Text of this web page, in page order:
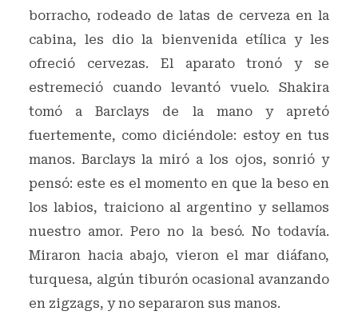
borracho, rodeado de latas de cerveza en la
cabina, les dio la bienvenida etílica y les
ofreció cervezas. El aparato tronó y se
estremeció cuando levantó vuelo. Shakira
tomó a Barclays de la mano y apretó
fuertemente, como diciéndole: estoy en tus
manos. Barclays la miró a los ojos, sonrió y
pensó: este es el momento en que la beso en
los labios, traiciono al argentino y sellamos
nuestro amor. Pero no la besó. No todavía.
Miraron hacia abajo, vieron el mar diáfano,
turquesa, algún tiburón ocasional avanzando
en zigzags, y no separaron sus manos.